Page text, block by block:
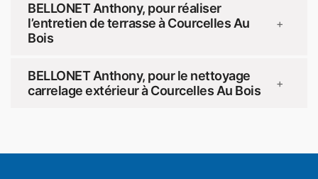
BELLONET Anthony, pour réaliser
l’entretien de terrasse à Courcelles Au
Bois
+
BELLONET Anthony, pour le nettoyage
carrelage extérieur à Courcelles Au Bois
+